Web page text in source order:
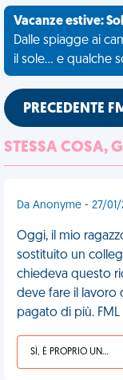
Vacanze estive:
Dalle spiagge ai
il sole... e qualche
PRECEDENTE
STESSA COSA,
Da Anonyme - 27/01/
Oggi, il mio
sostituito un
chiedeva questo
deve fare il lavoro
pagato di più. FML
SÌ, È PROPRIO UNA VDM!